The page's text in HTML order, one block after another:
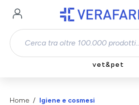
Passa al contenuto principale
vet&pet
Home Igiene e cosmesi